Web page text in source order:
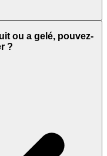
ou a gelé, pouvez-
?